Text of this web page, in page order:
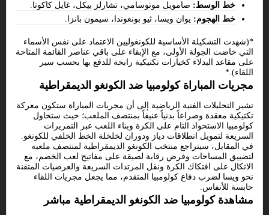
خط الوسط: صامويل موتوسامي، تشارلز بيكل، غايل كاكوتا.
خط الهجوم: يوان ويسا، ثيو بونغوندا، سيمون بانزا.
*(شهدت التشكيلة الأساسية للكونغوليين الاعتماد على نفس الأسماء
التي خاضت الجولة الأولى، مع الإبقاء على باقي عناصر القائمة المتاحة
على مقاعد البدلاء كخيارات تكتيكية رابحة للدفع بها بحسب سير
اللقاء).*
مجريات المباراة كولومبيا ضد الكونغو الديمقراطية
تشير التحليلات الفنية الرياضية إلى أن مجريات المباراة ستكون معركة
تكتيكية معقدة وصراعاً بدنياً عنيفاً بمنتصف الملعب؛ حيث ستحاول
كولومبيا الاستحواذ التام على الكرة وبناء اللعب عبر التمريرات
السريعة لتمويل انطلاقات دياز ودوران لخلخلة الخط الخلفي للكونغو.
في المقابل، سيتراجع منتخب الكونغو الديمقراطية لمنتصف ملعبه
لتضييق المساحات وفرض رقابة لصيقة على مفاتيح لعب الخصم، مع
الاتكال على افتكاك الكرة ونقل المرتدات السريعة والعرضيات المتقنة
نحو ويسا لضرب دفاع كولومبيا المتقدم، مما يجعل مجريات اللقاء
حابسة للأنفاس.
مشاهدة كولومبيا ضد الكونغو الديمقراطية مباشر